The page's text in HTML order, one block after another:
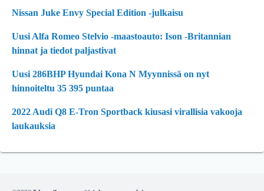
Nissan Juke Envy Special Edition -julkaisu
Uusi Alfa Romeo Stelvio -maastoauto: Ison -Britannian
hinnat ja tiedot paljastivat
Uusi 286BHP Hyundai Kona N Myynnissä on nyt
hinnoiteltu 35 395 puntaa
2022 Audi Q8 E-Tron Sportback kiusasi virallisia vakooja
laukauksia